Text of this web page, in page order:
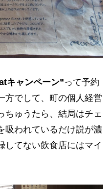
キャンペーン”って予約
方でして、町の個人経営
ちゅうたら、結局はチェ
吸われているだけ説が濃
してない飲食店にはマイ